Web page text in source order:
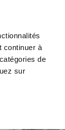
continuer à
de
sur
VOTRE CHAT